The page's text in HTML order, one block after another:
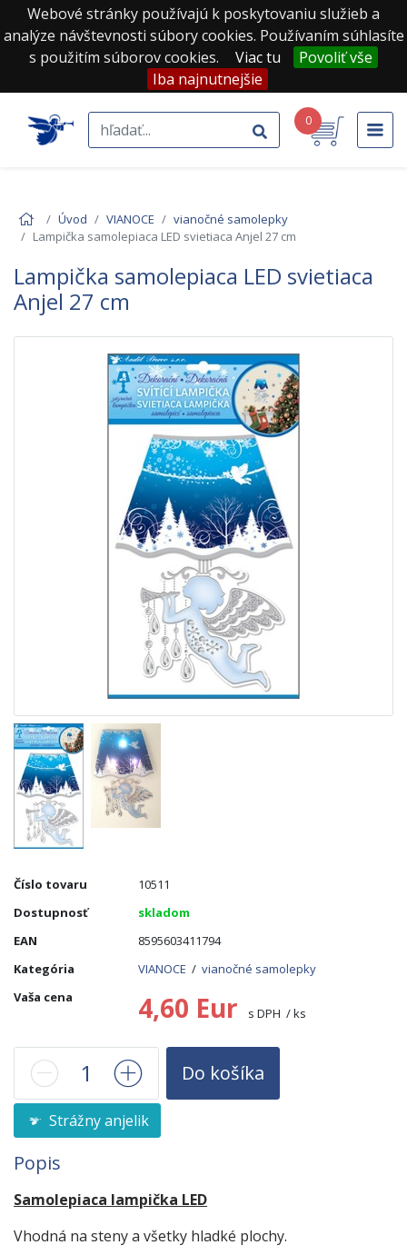
Webové stránky používajú k poskytovaniu služieb a
analýze návštevnosti súbory cookies. Používaním súhlasíte
s použitím súborov cookies.
Viac tu
Povoliť vše
Iba najnutnejšie
0
Úvod VIANOCE
vianočné samolepky
Lampička samolepiaca LED svietiaca Anjel 27 cm
Lampička samolepiaca LED svietiaca
Anjel 27 cm
Číslo tovaru
10511
Dostupnosť
skladom
EAN
8595603411794
Kategória
VIANOCE / vianočné samolepky
Vaša cena
4,60 Eur s DPH / ks
Do košíka
Strážny anjelik
Popis
Samolepiaca lampička LED
Vhodná na steny a všetky hladké plochy.